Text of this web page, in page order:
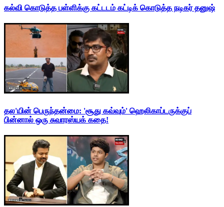
கல்வி கொடுத்த பள்ளிக்கு கட்டடம் கட்டிக் கொடுத்த நடிகர் தனுஷ்
தல'யின் பெருந்தன்மை: 'சூது கவ்வும்' ஹெலிகாப்டருக்குப்
பின்னால் ஒரு சுவாரஸ்யக் கதை!